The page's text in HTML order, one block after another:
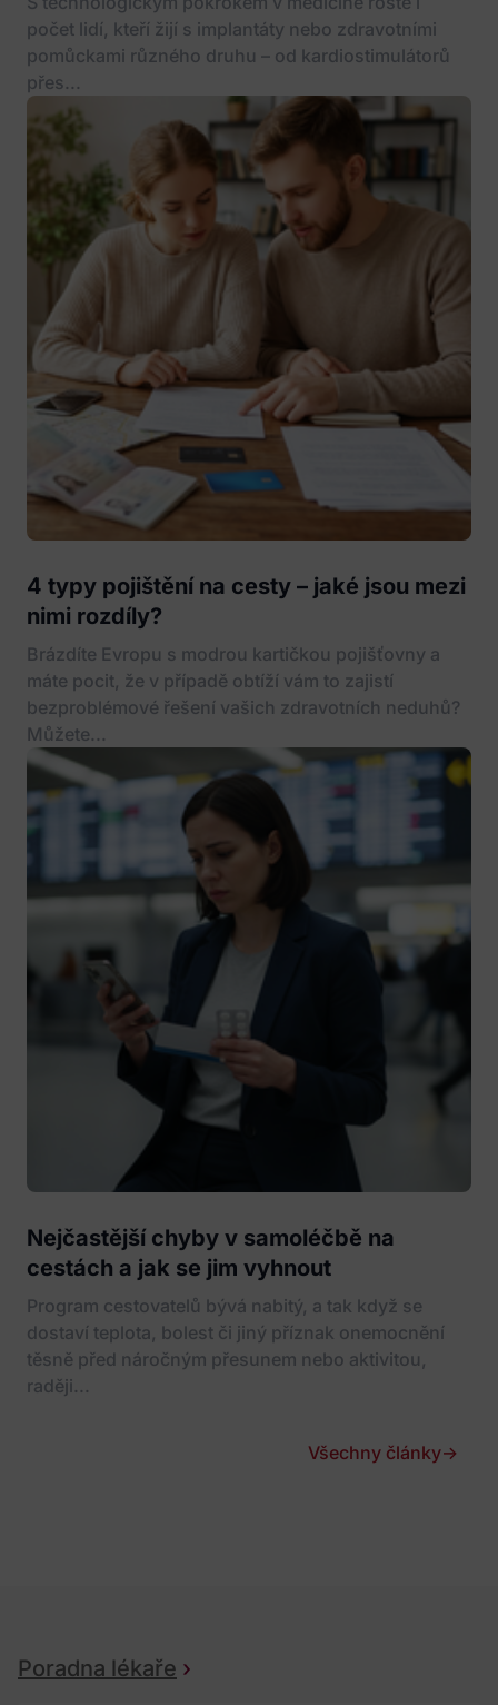
počet lidí, kteří žijí s implantáty nebo zdravotními
pomůckami různého druhu – od kardiostimulátorů
přes...
4 typy pojištění na cesty – jaké jsou mezi
nimi rozdíly?
Brázdíte Evropu s modrou kartičkou pojišťovny a
máte pocit, že v případě obtíží vám to zajistí
bezproblémové řešení vašich zdravotních neduhů?
Můžete...
Nejčastější chyby v samoléčbě na
cestách a jak se jim vyhnout
Program cestovatelů bývá nabitý, a tak když se
dostaví teplota, bolest či jiný příznak onemocnění
těsně před náročným přesunem nebo aktivitou,
raději...
Všechny články→
Poradna lékaře